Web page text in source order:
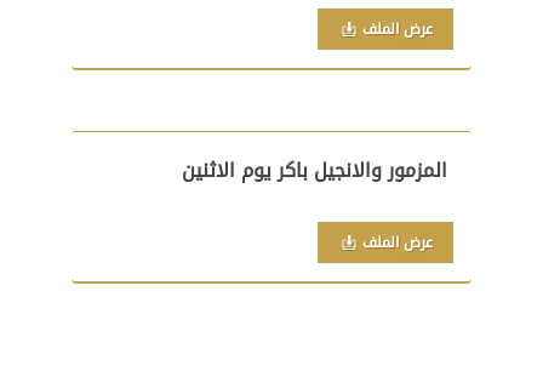
عرض الملف
المزمور والانجيل باكر يوم الاثنين
عرض الملف